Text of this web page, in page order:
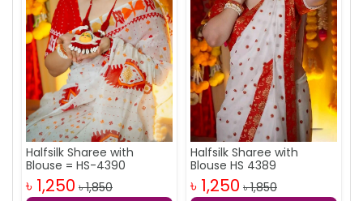
Halfsilk Sharee with
Blouse = HS-4390
৳ 1,250 ৳ 1,850
Halfsilk Sharee with
Blouse HS 4389
৳ 1,250 ৳ 1,850